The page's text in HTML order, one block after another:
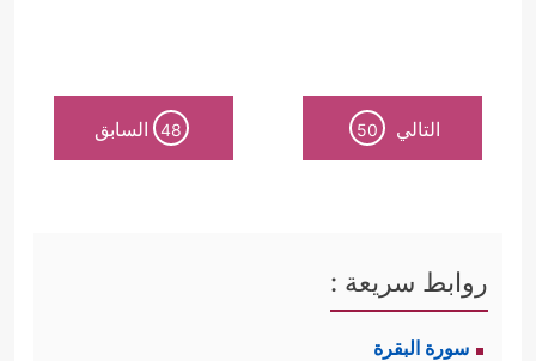
التالي 50
48 السابق
روابط سريعة :
سورة البقرة